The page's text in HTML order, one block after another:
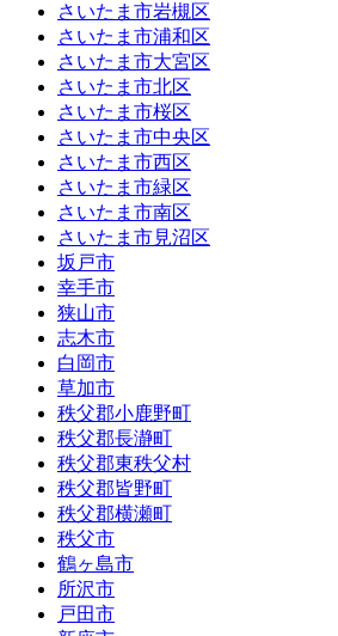
さいたま市岩槻区
さいたま市浦和区
さいたま市大宮区
さいたま市北区
さいたま市桜区
さいたま市中央区
さいたま市西区
さいたま市緑区
さいたま市南区
さいたま市見沼区
坂戸市
幸手市
狭山市
志木市
白岡市
草加市
秩父郡小鹿野町
秩父郡長瀞町
秩父郡東秩父村
秩父郡皆野町
秩父郡横瀬町
秩父市
鶴ヶ島市
所沢市
戸田市